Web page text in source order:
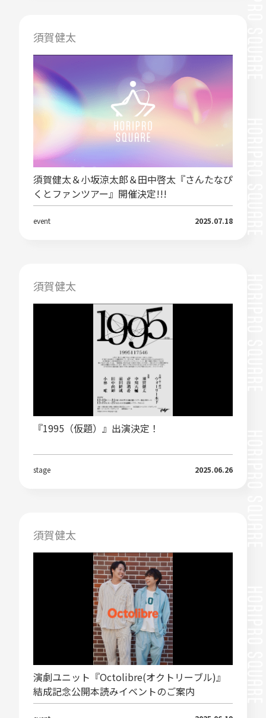
須賀健太
須賀健太＆小坂涼太郎＆田中啓太『さんたなぴ
くとファンツアー』開催決定!!!
event 2025.07.18
須賀健太
『1995（仮題）』出演決定！
stage 2025.06.26
須賀健太
演劇ユニット『Octolibre(オクトリーブル)』
結成記念公開本読みイベントのご案内